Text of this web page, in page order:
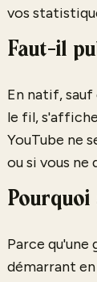
vos
Faut-il
En natif,
le fil,
YouTube ne
ou si vous ne
Pourquoi
Parce
démarrant